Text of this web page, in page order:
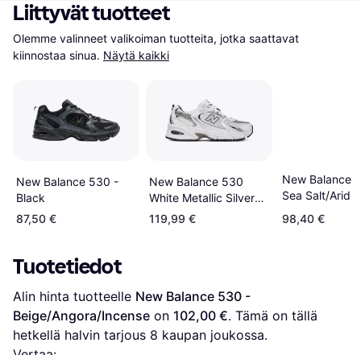
Liittyvät tuotteet
Olemme valinneet valikoiman tuotteita, jotka saattavat
kiinnostaa sinua. Näytä kaikki
New Balance 530 -
Black
87,50 €
New Balance 530
White Metallic Silver
Sneakers
119,99 €
New Balance
Sea Salt/Arid
98,40 €
Tuotetiedot
Alin hinta tuotteelle New Balance 530 -
Beige/Angora/Incense on 102,00 €. Tämä on tällä
hetkellä halvin tarjous 8 kaupan joukossa.